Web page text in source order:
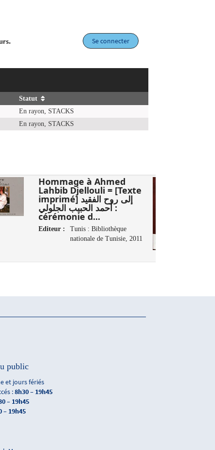
Se connecter
Statut
En rayon, STACKS
En rayon, STACKS
Hommage à Ahmed
Lahbib Djellouli = [Texte
imprimé] إلى روح الفقيد
أحمد الحبيب الجلولي :
cérémonie d...
Editeur :
Tunis : Bibliothèque
nationale de Tunisie, 2011
public
et jours fériés
:8h30 – 19h45
– 19h45
– 19h45